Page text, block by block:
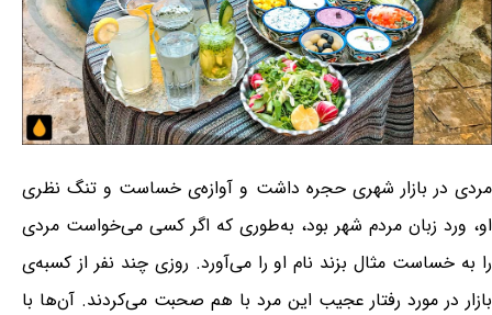
مردی در بازار شهری حجره داشت و آوازه‌ی خساست و تنگ نظری
او، ورد زبان مردم شهر بود، به‌طوری که اگر کسی می‌خواست مردی
را به خساست مثال بزند نام او را می‌آورد. روزی چند نفر از کسبه‌ی
بازار در مورد رفتار عجیب این مرد با هم صحبت می‌کردند. آن‌ها با